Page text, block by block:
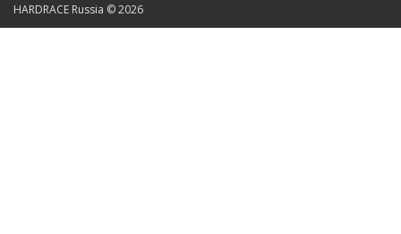
HARDRACE Russia © 2026